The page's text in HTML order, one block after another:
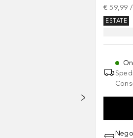
€ 59,99 /
ESTATE